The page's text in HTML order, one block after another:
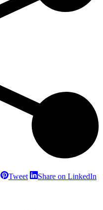
ShareTweetShareShare on LinkedIn